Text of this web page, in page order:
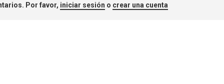
Por favor, iniciar sesión o crear una cuenta